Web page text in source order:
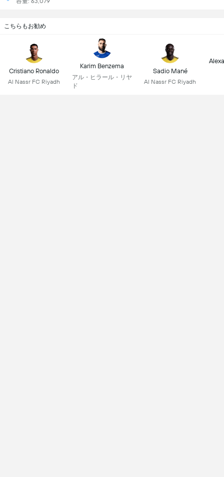
こちらもお勧め
Cristiano Ronaldo
Al Nassr FC Riyadh
Karim Benzema
アル・ヒラール・リヤ
ド
Sadio Mané
Al Nassr FC Riyadh